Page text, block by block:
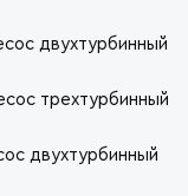
двухтурбинный
трехтурбинный
двухтурбинный